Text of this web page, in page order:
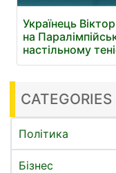
Українець
на
настільному
CATEGORIES
Політика
Бізнес